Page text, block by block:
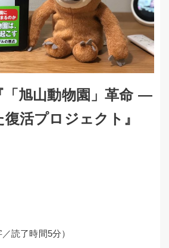
「旭山動物園」革命 —
活プロジェクト』
読了時間5分）